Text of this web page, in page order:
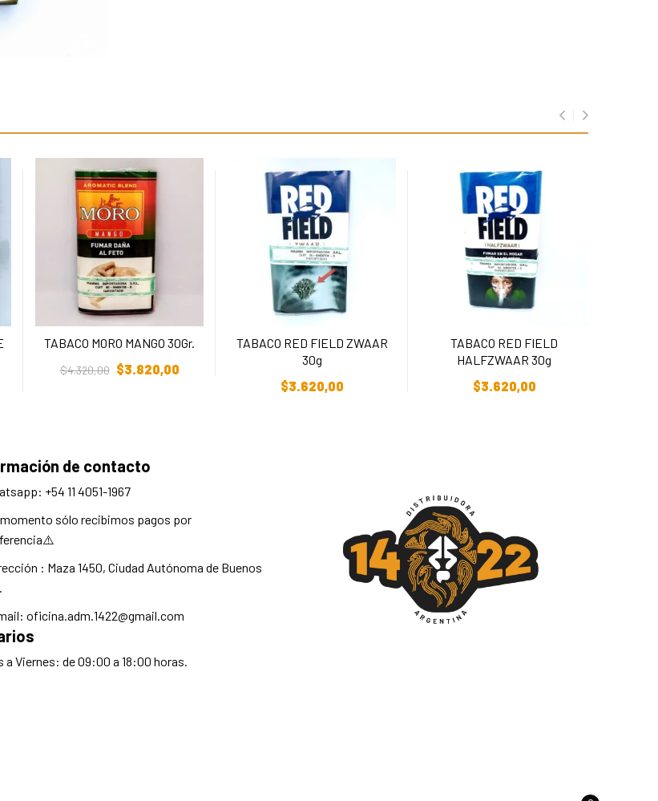
TABACO MORO MANGO 30Gr.
$4.320,00 $3.820,00
TABACO RED FIELD ZWAAR
30g
$3.620,00
TABACO RED FIELD
HALFZWAAR 30g
$3.620,00
de contacto
+54 11 4051-1967
sólo recibimos pagos por
: Maza 1450, Ciudad Autónoma de Buenos
oficina.adm.1422@gmail.com
a Viernes: de 09:00 a 18:00 horas.